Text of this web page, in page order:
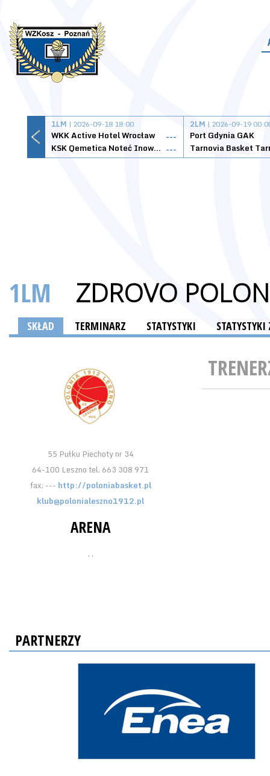
1LM | 2026-09-18 18:00
WKK Active Hotel Wrocław
---
KSK Qemetica Noteć Inowrocław ---
2LM | 2026-09-19
Port Gdynia GAK
1LM ZDROVO
SKŁAD TERMINARZ STATYSTYKI
55 Pułku Piechoty nr 34
64-100 Leszno tel. 663 308 971
fax. --- http://poloniabasket.pl
klub@polonialeszno1912.pl
ARENA
, ,
PARTNERZY